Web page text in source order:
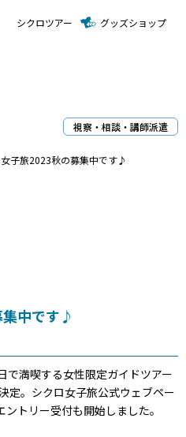
シクロツアー グッズショップ
視察・相談・講師派遣
子旅2023秋の募集中です♪
中です♪
で満喫する女性限定ガイドツアー
定。シクロ女子旅公式ウェブペー
トリー受付も開始しました。